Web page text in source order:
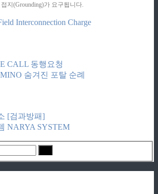
지(Grounding)가 요구됩니다.
Interconnection Charge
CALL 동행요청
숨겨진 포탈 순례
[검과방패]
NARYA SYSTEM